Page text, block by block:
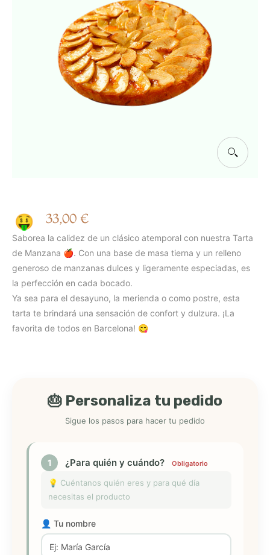
🤑 33,00 €
Saborea la calidez de un clásico atemporal con nuestra Tarta
de Manzana 🍎. Con una base de masa tierna y un relleno
generoso de manzanas dulces y ligeramente especiadas, es
la perfección en cada bocado.
Ya sea para el desayuno, la merienda o como postre, esta
tarta te brindará una sensación de confort y dulzura. ¡La
favorita de todos en Barcelona! 😋
🎂 Personaliza tu pedido
Sigue los pasos para hacer tu pedido
1 ¿Para quién y cuándo? Obligatorio
💡 Cuéntanos quién eres y para qué día
necesitas el producto
👤 Tu nombre